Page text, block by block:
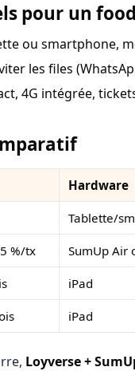
pour un
ou smartphone,
les files
4G intégrée,
Hardware
Tablette/
%/tx SumUp Air
iPad
iPad
Loyverse +